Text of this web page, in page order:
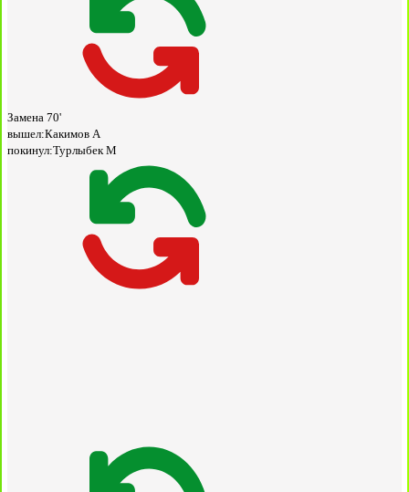
Замена 70'
вышел:Какимов А
покинул:Турлыбек М